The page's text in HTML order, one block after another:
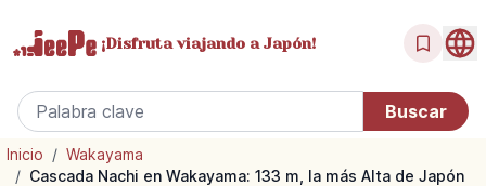
¡Disfrutaviajando a Japón!
Inicio / Wakayama
/ Cascada Nachi en Wakayama: 133 m, la más Alta de Japón